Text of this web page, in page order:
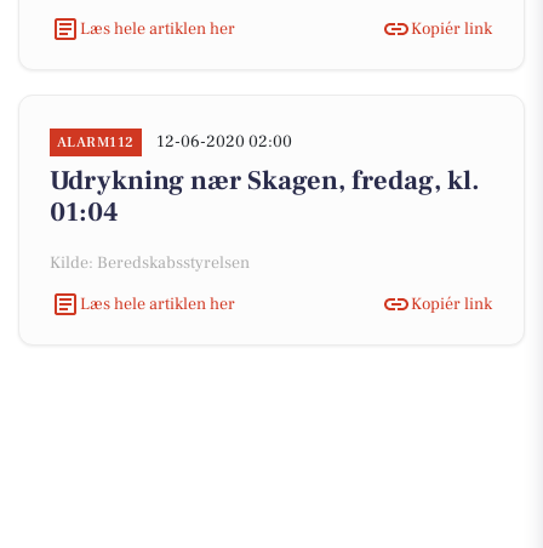
Læs hele artiklen her
Kopiér link
ALARM112 12-06-2020 02:00
Udrykning nær Skagen, fredag, kl.
01:04
Kilde: Beredskabsstyrelsen
Læs hele artiklen her
Kopiér link